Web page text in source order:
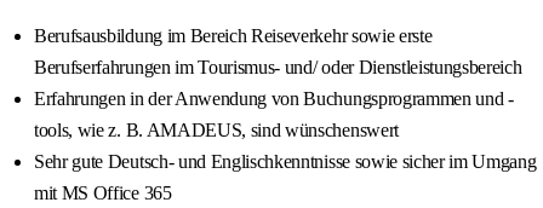
Berufsausbildung im Bereich Reiseverkehr sowie erste
Berufserfahrungen im Tourismus- und/ oder Dienstleistungsbereich
Erfahrungen in der Anwendung von Buchungsprogrammen und -
tools, wie z. B. AMADEUS, sind wünschenswert
Sehr gute Deutsch- und Englischkenntnisse sowie sicher im Umgang
mit MS Office 365